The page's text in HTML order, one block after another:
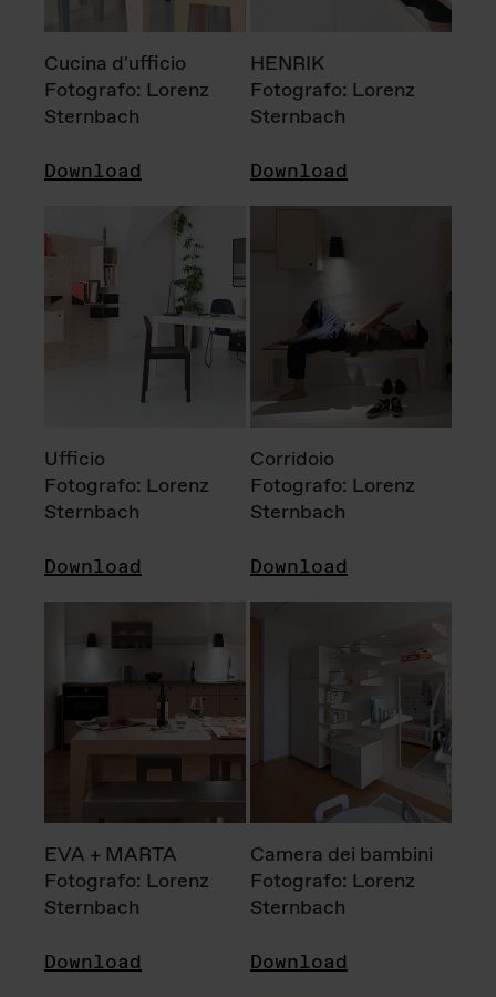
Cucina d'ufficio
Fotografo: Lorenz
Sternbach
Download
HENRIK
Fotografo: Lorenz
Sternbach
Download
Ufficio
Fotografo: Lorenz
Sternbach
Download
Corridoio
Fotografo: Lorenz
Sternbach
Download
EVA + MARTA
Fotografo: Lorenz
Sternbach
Download
Camera dei bambini
Fotografo: Lorenz
Sternbach
Download